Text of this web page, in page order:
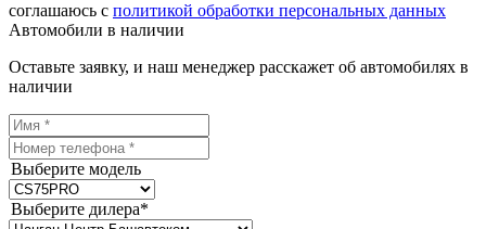
соглашаюсь с политикой обработки персональных данных
Автомобили в наличии
Оставьте заявку, и наш менеджер расскажет об автомобилях в
наличии
Выберите модель
Выберите дилера*